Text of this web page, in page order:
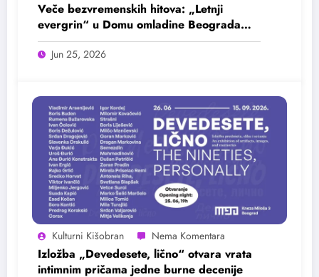
Veče bezvremenskih hitova: „Letnji
evergrin“ u Domu omladine Beograda
25. juna
Jun 25, 2026
Kulturni Kišobran
Izložba „Devedesete, lično“ otvara vrata
intimnim pričama jedne burne decenije